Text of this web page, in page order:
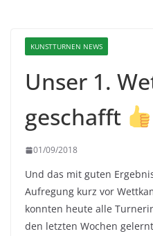
KUNSTTURNEN NEWS
Unser 1.
geschafft
01/09/2018
Und das mit guten
Aufregung kurz vor
konnten heute alle
den letzten Wochen